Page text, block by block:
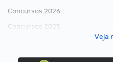
Concursos 2026
Concursos 2025
Concurso Nacional Unificado
Concurso Ibama
Veja